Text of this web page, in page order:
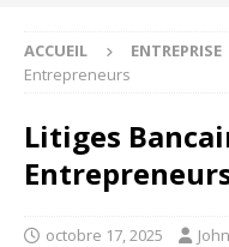
ACCUEIL ENTREPRISE
Entrepreneurs
Litiges
octobre 17, 2025